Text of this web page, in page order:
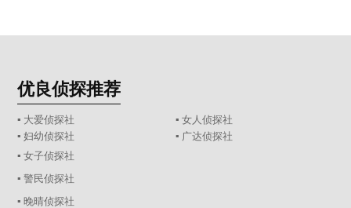
优良侦探推荐
▪ 大爱侦探社
▪ 女人侦探社
▪ 妇幼侦探社
▪ 广达侦探社
▪ 女子侦探社
▪ 警民侦探社
▪ 晚晴侦探社